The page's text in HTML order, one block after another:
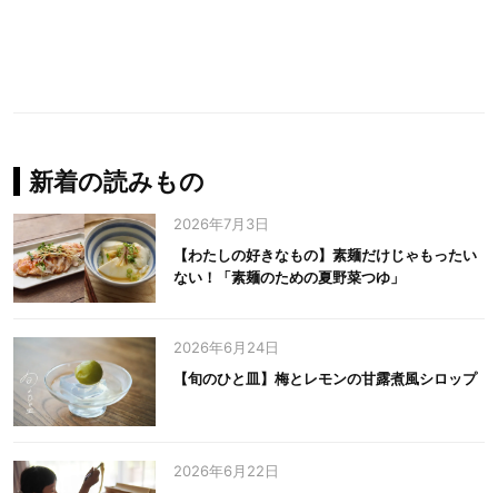
新着の読みもの
2026年7月3日
【わたしの好きなもの】素麺だけじゃもったい
ない！「素麺のための夏野菜つゆ」
2026年6月24日
【旬のひと皿】梅とレモンの甘露煮風シロップ
2026年6月22日